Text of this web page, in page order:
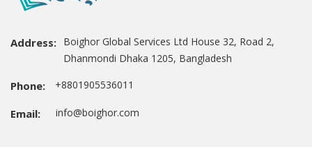
Address: Boighor Global Services Ltd House 32, Road 2,
Dhanmondi Dhaka 1205, Bangladesh
Phone: +8801905536011
Email: info@boighor.com